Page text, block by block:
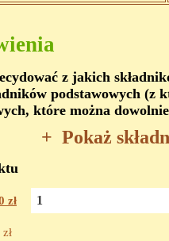
z jakich
podstawowych
które można
+ Pokaż
zł
zł